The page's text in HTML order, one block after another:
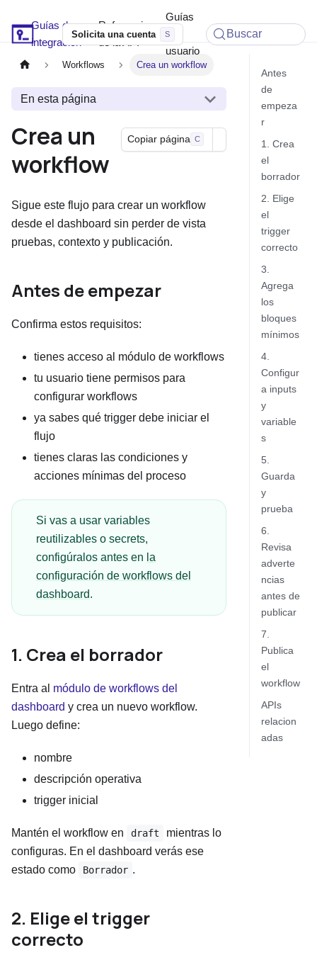
Soyio Docs
Guías de
integración
Referencia
de la API
Guías
de
usuario
Solicita una cuenta Buscar
Workflows Crea un workflow
En esta página
Crea un
workflow
Copiar página C
Sigue este flujo para crear un workflow
desde el dashboard sin perder de vista
pruebas, contexto y publicación.
Antes de empezar
Confirma estos requisitos:
tienes acceso al módulo de workflows
tu usuario tiene permisos para
configurar workflows
ya sabes qué trigger debe iniciar el
flujo
tienes claras las condiciones y
acciones mínimas del proceso
Si vas a usar variables
reutilizables o secrets,
configúralos antes en la
configuración de workflows del
dashboard.
1. Crea el borrador
Entra al módulo de workflows del
dashboard y crea un nuevo workflow.
Luego define:
nombre
descripción operativa
trigger inicial
Mantén el workflow en draft
mientras lo
configuras. En el dashboard verás ese
estado como
Borrador .
2. Elige el trigger
correcto
Antes
de
empeza
r
1. Crea
el
borrador
2. Elige
el
trigger
correcto
3.
Agrega
los
bloques
mínimos
4.
Configur
a inputs
y
variable
s
5.
Guarda
y
prueba
6.
Revisa
adverte
ncias
antes de
publicar
7.
Publica
el
workflow
APIs
relacion
adas